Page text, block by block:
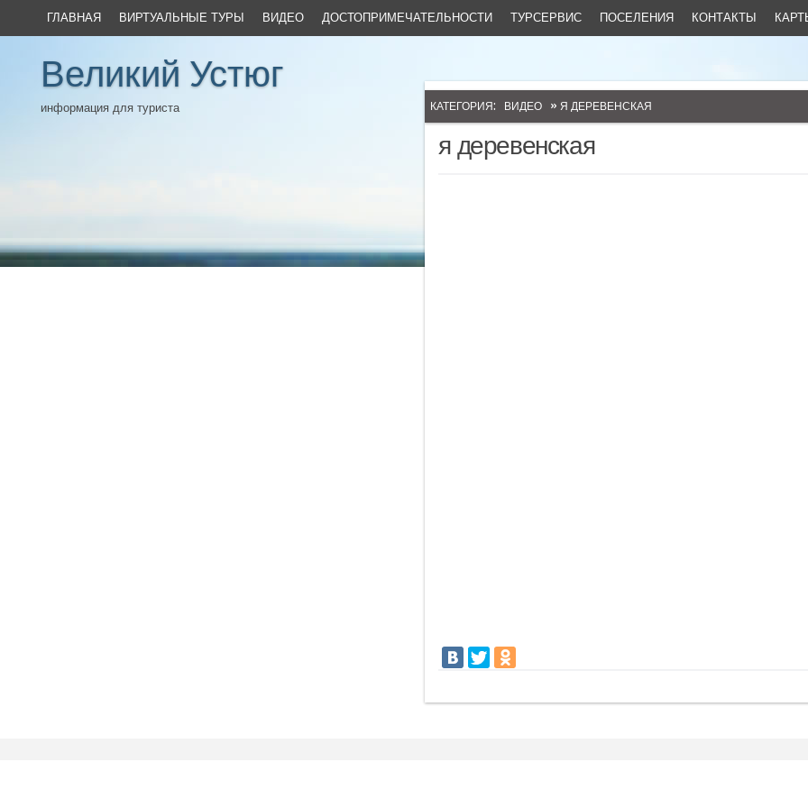
ГЛАВНАЯ ВИРТУАЛЬНЫЕ ТУРЫ ВИДЕО ДОСТОПРИМЕЧАТЕЛЬНОСТИ ТУРСЕРВИС ПОСЕЛЕНИЯ КОНТАКТЫ
Великий Устюг
информация для туриста КАТЕГОРИЯ: ВИДЕО » Я ДЕРЕВЕНСКАЯ
я деревенская